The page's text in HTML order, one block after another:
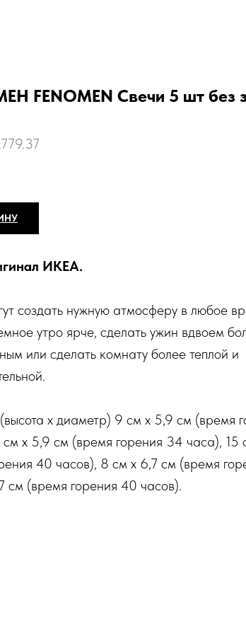
FENOMEN Свечи 5 шт без
ИКЕА.
создать нужную атмосферу в любое
утро ярче, сделать ужин вдвоем
или сделать комнату более теплой и
x диаметр) 9 см x 5,9 см (время
см x 5,9 см (время горения 34 часа), 15
40 часов), 8 см x 6,7 см (время
см (время горения 40 часов).